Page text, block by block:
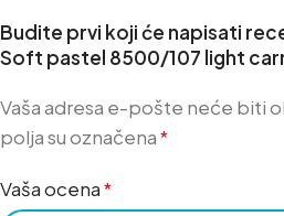
Budite prvi koji će napisati
Soft pastel 8500/107 light
Vaša adresa e-pošte neće biti
polja su označena*
Vaša ocena*